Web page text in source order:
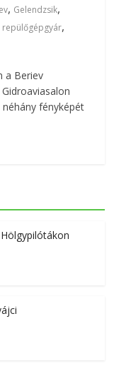
, Gelendzsik,
repülőgépgyár,
a Beriev
fényképét